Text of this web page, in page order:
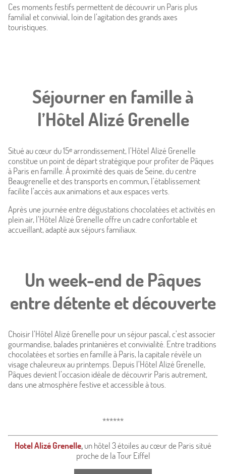
Ces moments festifs permettent de découvrir un Paris plus
familial et convivial, loin de l’agitation des grands axes
touristiques.
Séjourner en famille à
l’Hôtel Alizé Grenelle
Situé au cœur du 15ᵉ arrondissement, l’Hôtel Alizé Grenelle
constitue un point de départ stratégique pour profiter de Pâques
à Paris en famille. À proximité des quais de Seine, du centre
Beaugrenelle et des transports en commun, l’établissement
facilite l’accès aux animations et aux espaces verts.
Après une journée entre dégustations chocolatées et activités en
plein air, l’Hôtel Alizé Grenelle offre un cadre confortable et
accueillant, adapté aux séjours familiaux.
Un week-end de Pâques
entre détente et découverte
Choisir l’Hôtel Alizé Grenelle pour un séjour pascal, c’est associer
gourmandise, balades printanières et convivialité. Entre traditions
chocolatées et sorties en famille à Paris, la capitale révèle un
visage chaleureux au printemps. Depuis l’Hôtel Alizé Grenelle,
Pâques devient l’occasion idéale de découvrir Paris autrement,
dans une atmosphère festive et accessible à tous.
******
Hotel Alizé Grenelle,un hôtel 3 étoiles au cœur de Paris situé
proche de la Tour Eiffel